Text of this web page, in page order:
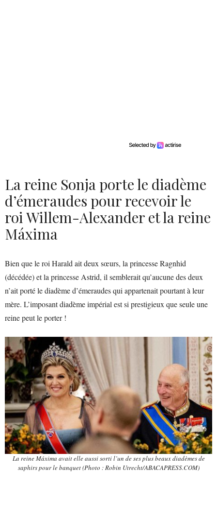
La reine Sonja porte le diadème
d’émeraudes pour recevoir le
roi Willem-Alexander et la reine
Máxima
Bien que le roi Harald ait deux sœurs, la princesse Ragnhid
(décédée) et la princesse Astrid, il semblerait qu’aucune des deux
n’ait porté le diadème d’émeraudes qui appartenait pourtant à leur
mère. L’imposant diadème impérial est si prestigieux que seule une
reine peut le porter !
La reine Máxima avait elle aussi sorti l’un de ses plus beaux diadèmes de
saphirs pour le banquet (Photo : Robin Utrecht/ABACAPRESS.COM)